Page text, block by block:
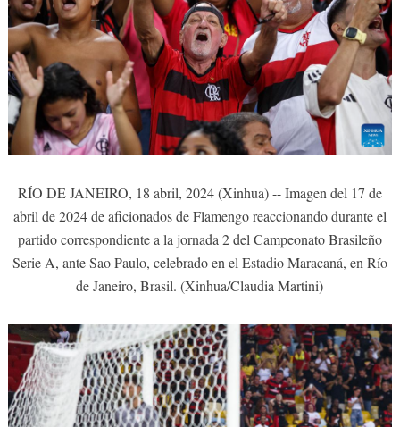
RÍO DE JANEIRO, 18 abril, 2024 (Xinhua) -- Imagen del 17 de
abril de 2024 de aficionados de Flamengo reaccionando durante el
partido correspondiente a la jornada 2 del Campeonato Brasileño
Serie A, ante Sao Paulo, celebrado en el Estadio Maracaná, en Río
de Janeiro, Brasil. (Xinhua/Claudia Martini)